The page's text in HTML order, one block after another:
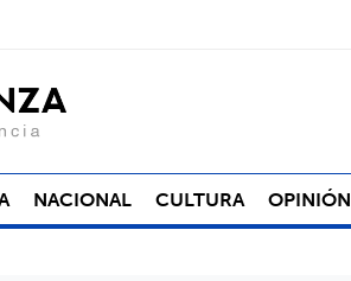
NACIONAL CULTURA OPINIÓN